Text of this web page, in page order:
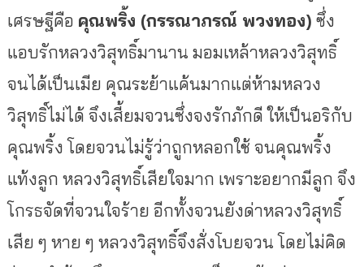
เศรษฐีคือ คุณพริ้ง (กรรณาภรณ์ พวงทอง) ซึ่ง
แอบรักหลวงวิสุทธิ์มานาน มอมเหล้าหลวงวิสุทธิ์
จนได้เป็นเมีย คุณระย้าแค้นมากแต่ห้ามหลวง
วิสุทธิ์ไม่ได้ จึงเสี้ยมจวนซึ่งจงรักภักดี ให้เป็นอริกับ
คุณพริ้ง โดยจวนไม่รู้ว่าถูกหลอกใช้ จนคุณพริ้ง
แท้งลูก หลวงวิสุทธิ์เสียใจมาก เพราะอยากมีลูก จึง
โกรธจัดที่จวนใจร้าย อีกทั้งจวนยังด่าหลวงวิสุทธิ์
เสีย ๆ หาย ๆ หลวงวิสุทธิ์จึงสั่งโบยจวน โดยไม่คิด